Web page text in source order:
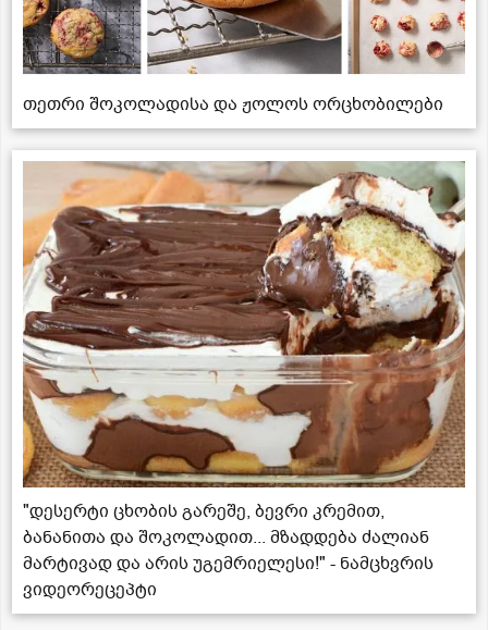
თეთრი შოკოლადისა და ჟოლოს ორცხობილები
"დესერტი ცხობის გარეშე, ბევრი კრემით,
ბანანითა და შოკოლადით... მზადდება ძალიან
მარტივად და არის უგემრიელესი!" - ნამცხვრის
ვიდეორეცეპტი